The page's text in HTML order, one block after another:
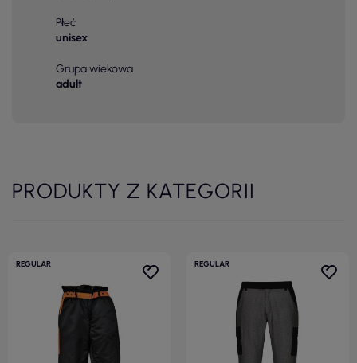
Płeć
unisex
Grupa wiekowa
adult
PRODUKTY Z KATEGORII
REGULAR REGULAR